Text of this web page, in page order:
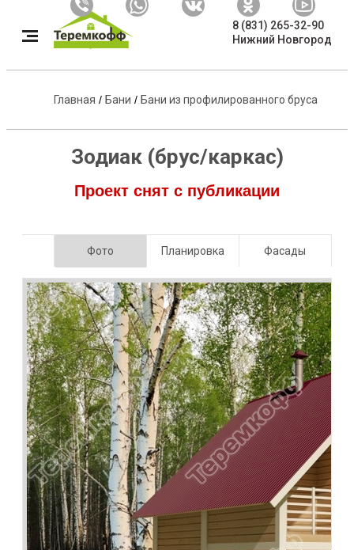
8 (831) 265-32-90
Нижний Новгород
Главная / Бани / Бани из профилированного бруса
Зодиак (брус/каркас)
Проект снят с публикации
Фото Планировка Фасады